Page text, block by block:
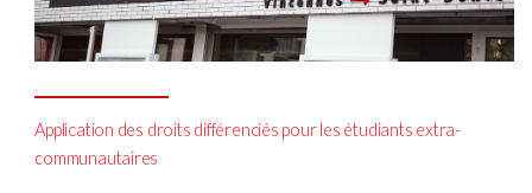
Application des droits différenciés pour les étudiants extra-
communautaires